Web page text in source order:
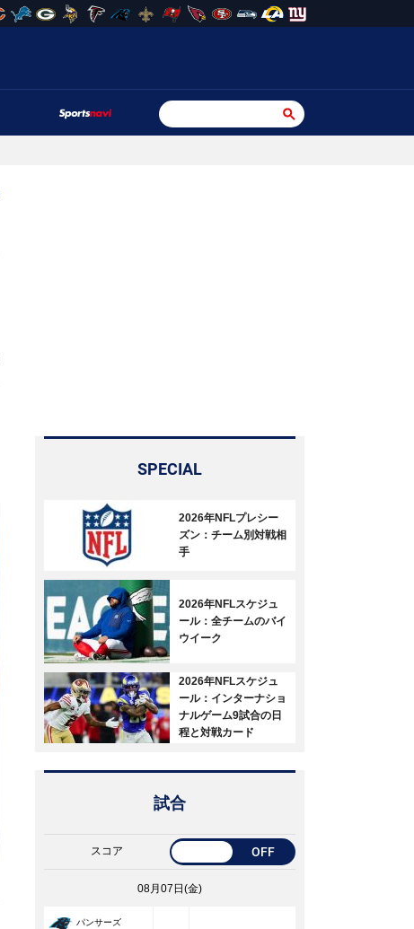
SPECIAL
2026年NFLプレシー
ズン：チーム別対戦相
手
2026年NFLスケジュ
ール：全チームのバイ
ウイーク
2026年NFLスケジュ
ール：インターナショ
ナルゲーム9試合の日
程と対戦カード
試合
スコア OFF
08月07日(金)
パンサーズ